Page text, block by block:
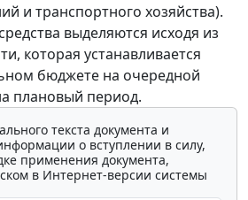
и транспортного хозяйства).
выделяются исходя из
которая устанавливается
бюджете на очередной
плановый период.
текста документа и
о вступлении в силу,
применения документа,
в Интернет-версии системы